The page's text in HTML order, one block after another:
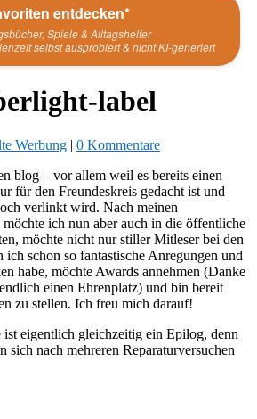
entdecken*
Spiele & Alltagshelfer
selbst ausprobiert & nicht KI-generiert
label
Werbung | 0 Kommentare
blog – vor allem weil es bereits einen
für den Freundeskreis gedacht ist und
verlinkt wird. Nach meinen
ich nun aber auch in die öffentliche
möchte nicht nur stiller Mitleser bei den
schon so fantastische Anregungen und
habe, möchte Awards annehmen (Danke
einen Ehrenplatz) und bin bereit
zu stellen. Ich freu mich darauf!
eigentlich gleichzeitig ein Epilog, denn
sich nach mehreren Reparaturversuchen